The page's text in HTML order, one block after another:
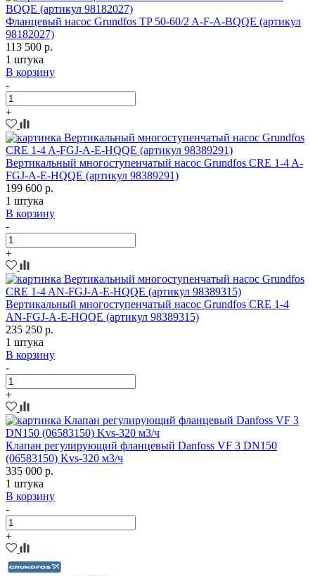
Фланцевый насос Grundfos TP 50-60/2 A-F-A-BQQE (артикул
98182027)
113 500 р.
1 штука
В корзину
-
+
Вертикальный многоступенчатый насос Grundfos CRE 1-4 A-
FGJ-A-E-HQQE (артикул 98389291)
199 600 р.
1 штука
В корзину
-
+
Вертикальный многоступенчатый насос Grundfos CRE 1-4
AN-FGJ-A-E-HQQE (артикул 98389315)
235 250 р.
1 штука
В корзину
-
+
Клапан регулирующий фланцевый Danfoss VF 3 DN150
(06583150) Kvs-320 м3/ч
335 000 р.
1 штука
В корзину
-
+